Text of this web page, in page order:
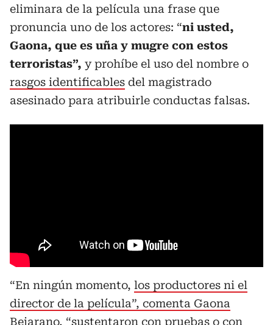
eliminara de la película una frase que
pronuncia uno de los actores: “ni usted,
Gaona, que es uña y mugre con estos
terroristas”, y prohíbe el uso del nombre o
rasgos identificables del magistrado
asesinado para atribuirle conductas falsas.
“En ningún momento, los productores ni el
director de la película”, comenta Gaona
Bejarano, “sustentaron con pruebas o con